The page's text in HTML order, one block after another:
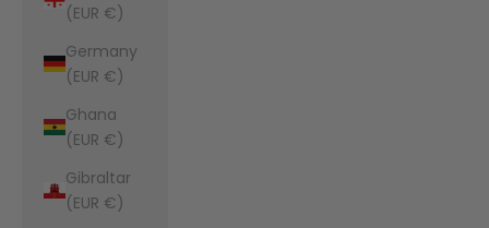
(EUR €)
Germany
(EUR €)
Ghana
(EUR €)
Gibraltar
(EUR €)